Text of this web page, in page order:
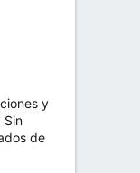
y
Sin
de